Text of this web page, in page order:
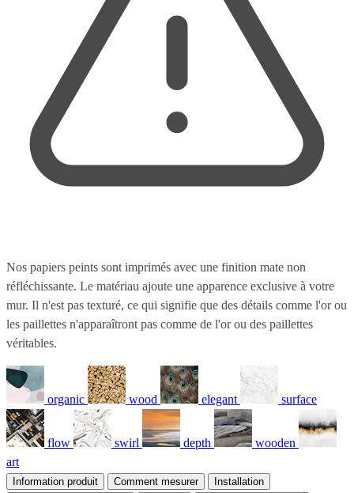
Nos papiers peints sont imprimés avec une finition mate non
réfléchissante. Le matériau ajoute une apparence exclusive à votre
mur. Il n'est pas texturé, ce qui signifie que des détails comme l'or ou
les paillettes n'apparaîtront pas comme de l'or ou des paillettes
véritables.
organic wood elegant surface
flow swirl depth
wooden
art
Information produit Comment mesurer
Installation